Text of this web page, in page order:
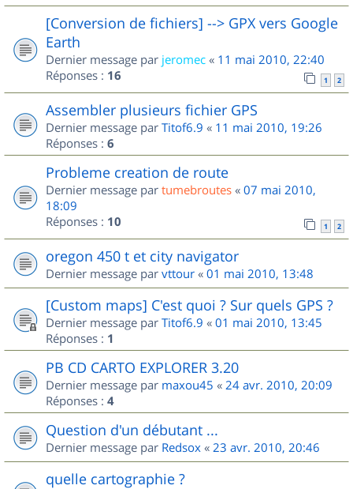
[Conversion de fichiers] --> GPX vers Google
Earth
Dernier message par jeromec « 11 mai 2010, 22:40
Réponses : 16 1 2
Assembler plusieurs fichier GPS
Dernier message par Titof6.9 « 11 mai 2010, 19:26
Réponses : 6
Probleme creation de route
Dernier message par tumebroutes « 07 mai 2010,
18:09
Réponses : 10 1 2
oregon 450 t et city navigator
Dernier message par vttour « 01 mai 2010, 13:48
[Custom maps] C'est quoi ? Sur quels GPS ?
Dernier message par Titof6.9 « 01 mai 2010, 13:45
Réponses : 1
PB CD CARTO EXPLORER 3.20
Dernier message par maxou45 « 24 avr. 2010, 20:09
Réponses : 4
Question d'un débutant ...
Dernier message par Redsox « 23 avr. 2010, 20:46
quelle cartographie ?